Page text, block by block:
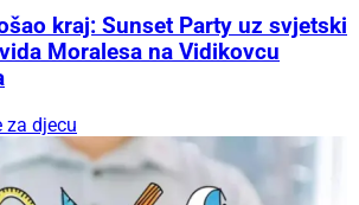
kraj: Sunset Party uz svjetski
Moralesa na Vidikovcu
za djecu